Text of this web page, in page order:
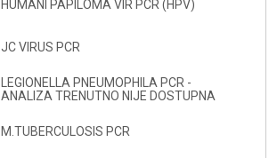
HUMANI PAPILOMA VIR PCR (HPV)
JC VIRUS PCR
LEGIONELLA PNEUMOPHILA PCR -
ANALIZA TRENUTNO NIJE DOSTUPNA
M.TUBERCULOSIS PCR